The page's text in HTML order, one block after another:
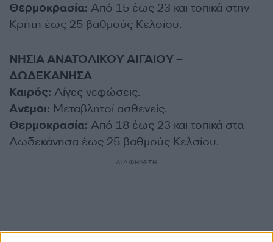
Θερμοκρασία: Από 15 έως 23 και τοπικά στην
Κρήτη έως 25 βαθμούς Κελσίου.
ΝΗΣΙΑ ΑΝΑΤΟΛΙΚΟΥ ΑΙΓΑΙΟΥ –
ΔΩΔΕΚΑΝΗΣΑ
Καιρός: Λίγες νεφώσεις.
Ανεμοι: Μεταβλητοί ασθενείς.
Θερμοκρασία: Από 18 έως 23 και τοπικά στα
Δωδεκάνησα έως 25 βαθμούς Κελσίου.
ΔΙΑΦΗΜΙΣΗ